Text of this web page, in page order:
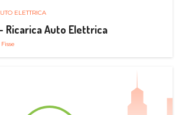
ELETTRICA
Ricarica Auto Elettrica